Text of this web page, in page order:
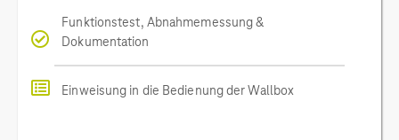
Funktionstest, Abnahmemessung &
Dokumentation
Einweisung in die Bedienung der Wallbox